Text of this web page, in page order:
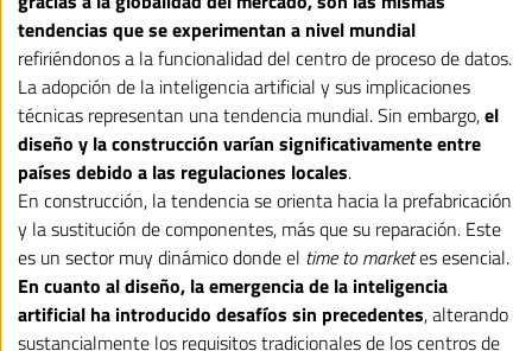
tendencias que se experimentan a nivel mundial
refiriéndonos a la funcionalidad del centro de proceso de datos.
La adopción de la inteligencia artificial y sus implicaciones
técnicas representan una tendencia mundial. Sin embargo,el
diseño y la construcción varían significativamente entre
países debido a las regulaciones locales.
En construcción, la tendencia se orienta hacia la prefabricación
y la sustitución de componentes, más que su reparación. Este
es un sector muy dinámico donde el time to marketes esencial.
En cuanto al diseño, la emergencia de la inteligencia
artificial ha introducido desafíos sin precedentes, alterando
sustancialmente los requisitos tradicionales de los centros de